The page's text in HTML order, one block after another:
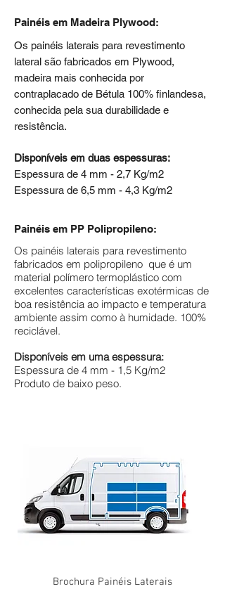
Painéis em Madeira Plywood:
Os painéis laterais para revestimento
lateral são fabricados em Plywood,
madeira mais conhecida por
contraplacado de Bétula 100% finlandesa,
conhecida pela sua durabilidade e
resistência.
Disponíveis em duas espessuras:
Espessura de 4 mm - 2,7 Kg/m2
Espessura de 6,5 mm - 4,3 Kg/m2
Painéis em PP Polipropileno:
Os painéis laterais para revestimento
fabricados em polipropileno que é um
material polímero termoplástico com
excelentes características exotérmicas de
boa resistência ao impacto e temperatura
ambiente assim como à humidade. 100%
reciclável.
Disponíveis em uma espessura:
Espessura de 4 mm - 1,5 Kg/m2
Produto de baixo peso.
Brochura Painéis Laterais